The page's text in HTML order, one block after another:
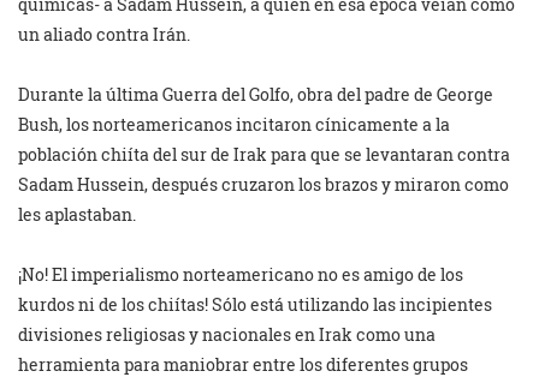
un aliado contra Irán.
Durante la última Guerra del Golfo, obra del padre de George
Bush, los norteamericanos incitaron cínicamente a la
población chiíta del sur de Irak para que se levantaran contra
Sadam Hussein, después cruzaron los brazos y miraron como
les aplastaban.
¡No! El imperialismo norteamericano no es amigo de los
kurdos ni de los chiítas! Sólo está utilizando las incipientes
divisiones religiosas y nacionales en Irak como una
herramienta para maniobrar entre los diferentes grupos